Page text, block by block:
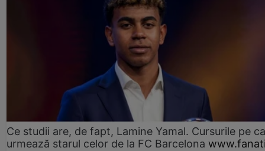
Ce studii are, de fapt, Lamine Yamal. Cursurile pe
urmează starul celor de la FC Barcelona